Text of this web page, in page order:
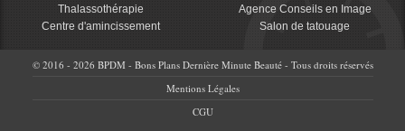
Thalassothérapie
Centre d'amincissement
Agence Conseils en Image
Salon de tatouage
© 2016 - 2026 BPDM - Bons Plans Dernière Minute Beauté - Tous droits réservés
Mentions Légales
CGU